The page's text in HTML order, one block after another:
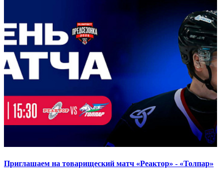
Приглашаем на товарищеский матч «Реактор» - «Толпар»